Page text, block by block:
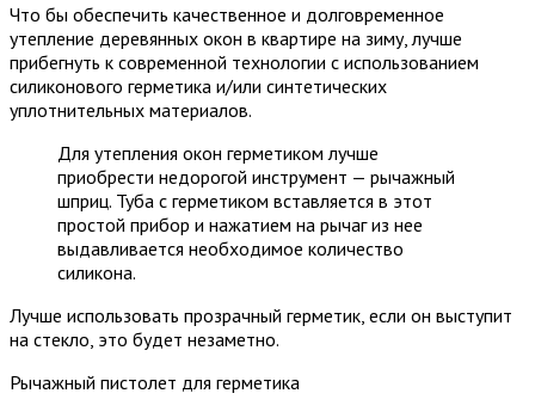
Что бы обеспечить качественное и долговременное
утепление деревянных окон в квартире на зиму, лучше
прибегнуть к современной технологии с использованием
силиконового герметика и/или синтетических
уплотнительных материалов.
Для утепления окон герметиком лучше
приобрести недорогой инструмент — рычажный
шприц. Туба с герметиком вставляется в этот
простой прибор и нажатием на рычаг из нее
выдавливается необходимое количество
силикона.
Лучше использовать прозрачный герметик, если он выступит
на стекло, это будет незаметно.
Рычажный пистолет для герметика